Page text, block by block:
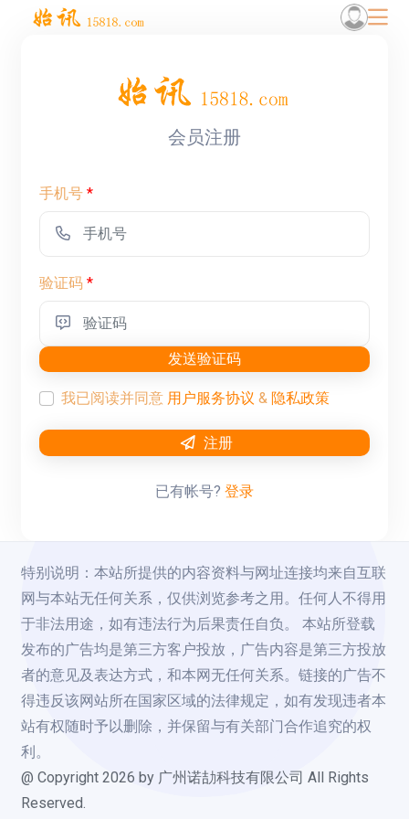
会员注册
手机号*
验证码*
发送验证码
我已阅读并同意 用户服务协议 & 隐私政策
注册
已有帐号? 登录
特别说明：本站所提供的内容资料与网址连接均来自互联
网与本站无任何关系，仅供浏览参考之用。任何人不得用
于非法用途，如有违法行为后果责任自负。 本站所登载
发布的广告均是第三方客户投放，广告内容是第三方投放
者的意见及表达方式，和本网无任何关系。链接的广告不
得违反该网站所在国家区域的法律规定，如有发现违者本
站有权随时予以删除，并保留与有关部门合作追究的权
利。
@ Copyright2026 by 广州诺劼科技有限公司 All Rights
Reserved.